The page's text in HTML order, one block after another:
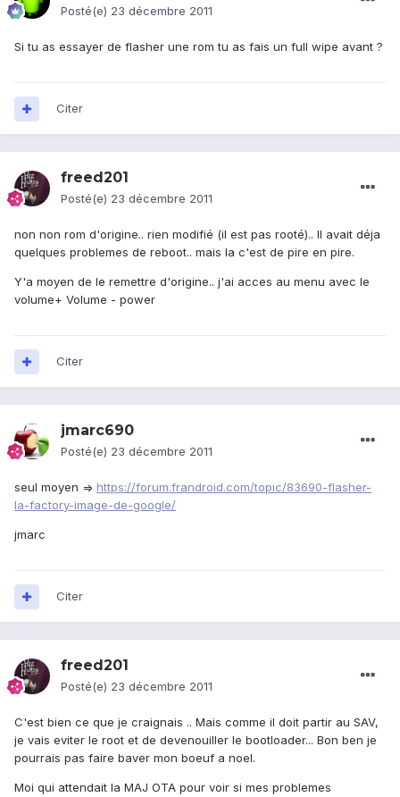
Posté(e) 23 décembre 2011
Si tu as essayer de flasher une rom tu as fais un full wipe avant ?
Citer
freed201
Posté(e) 23 décembre 2011
non non rom d'origine.. rien modifié (il est pas rooté).. Il avait déja
quelques problemes de reboot.. mais la c'est de pire en pire.
Y'a moyen de le remettre d'origine.. j'ai acces au menu avec le
volume+ Volume - power
Citer
jmarc690
Posté(e) 23 décembre 2011
seul moyen => https://forum.frandroid.com/topic/83690-flasher-
la-factory-image-de-google/
jmarc
Citer
freed201
Posté(e) 23 décembre 2011
C'est bien ce que je craignais .. Mais comme il doit partir au SAV,
je vais eviter le root et de devenouiller le bootloader... Bon ben je
pourrais pas faire baver mon boeuf a noel.
Moi qui attendait la MAJ OTA pour voir si mes problemes